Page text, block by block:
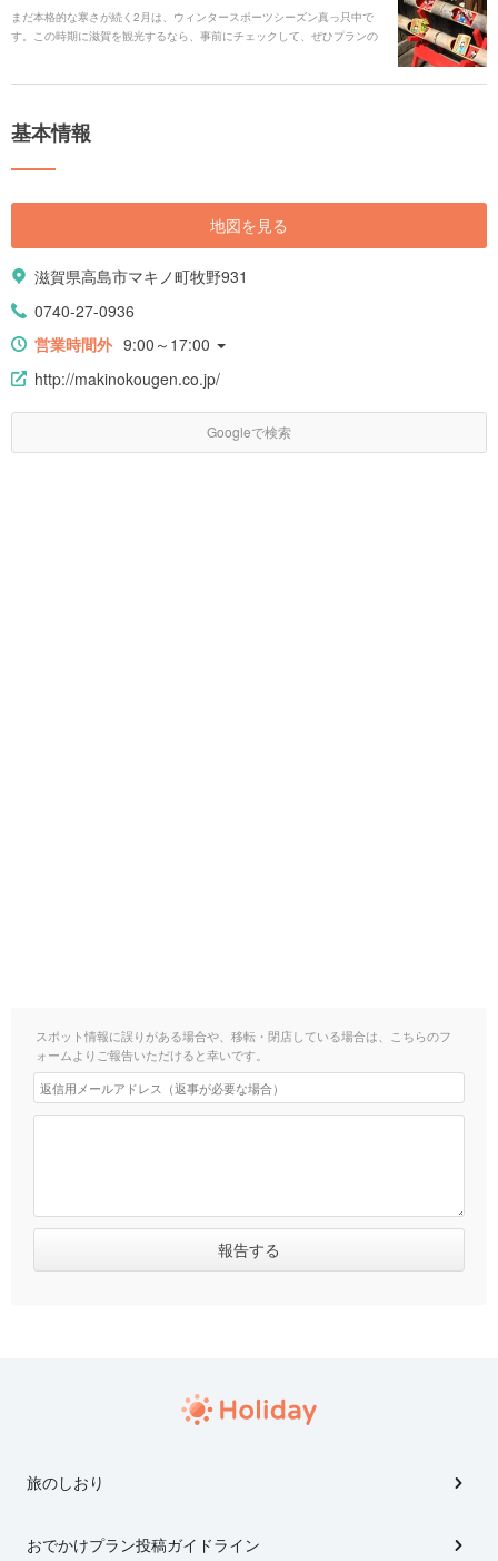
まだ本格的な寒さが続く2月は、ウィンタースポーツシーズン真っ只中で
す。この時期に滋賀を観光するなら、事前にチェックして、ぜひプランの
基本情報
地図を見る
滋賀県高島市マキノ町牧野931
0740-27-0936
営業時間外 9:00～17:00
http://makinokougen.co.jp/
Googleで検索
スポット情報に誤りがある場合や、移転・閉店している場合は、こちらのフ
ォームよりご報告いただけると幸いです。
旅のしおり
おでかけプラン投稿ガイドライン